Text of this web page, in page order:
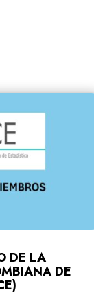
DE LA
DE